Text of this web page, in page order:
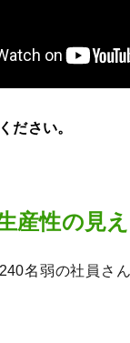
ださい。
産性の見
名弱の社員さ